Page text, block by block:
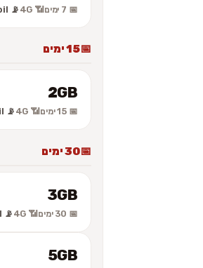
📅 7 ימים 📶 4G
📡 Viennetz Mobil
15 ימים
2GB
📅 15 ימים 📶 4G
📡 Viennetz Mobil
30 ימים
3GB
📅 30 ימים 📶 4G
📡 Viennetz Mobil
5GB